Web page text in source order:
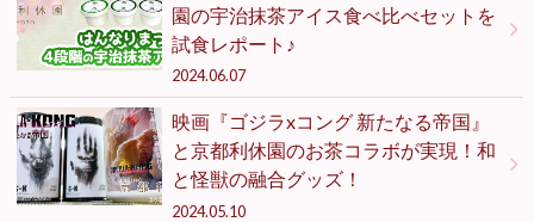
園の宇治抹茶アイス食べ比べセットを
試食レポート♪
2024.06.07
映画『ゴジラxコング 新たなる帝国』
と京都利休園のお茶コラボが実現！和
と怪獣の融合グッズ！
2024.05.10